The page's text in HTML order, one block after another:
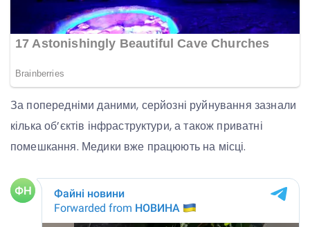
За попередніми даними, серйозні руйнування зазнали
кілька об’єктів інфраструктури, а також приватні
помешкання. Медики вже працюють на місці.